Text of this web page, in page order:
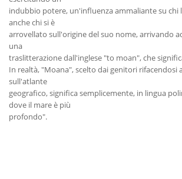
indubbio potere, un'influenza ammaliante su chi
anche chi si è
arrovellato sull'origine del suo nome, arrivando
una
traslitterazione dall'inglese "to moan", che
In realtà, "Moana", scelto dai genitori rifacendosi
sull'atlante
geografico, significa semplicemente, in lingua
dove il mare è più
profondo".